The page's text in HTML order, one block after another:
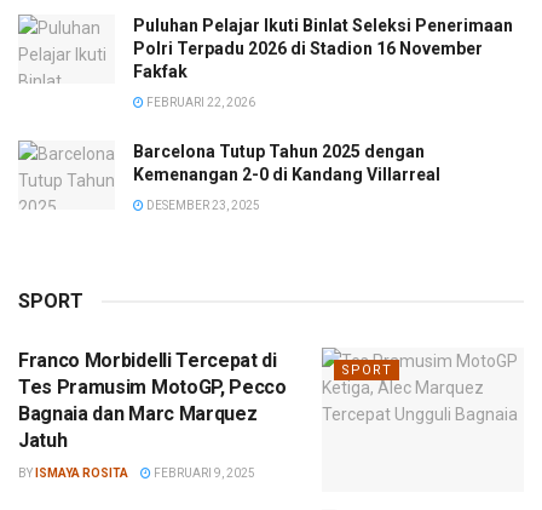
Puluhan Pelajar Ikuti Binlat Seleksi Penerimaan
Polri Terpadu 2026 di Stadion 16 November
Fakfak
FEBRUARI 22, 2026
Barcelona Tutup Tahun 2025 dengan
Kemenangan 2-0 di Kandang Villarreal
DESEMBER 23, 2025
SPORT
SPORT
Franco Morbidelli Tercepat di
Tes Pramusim MotoGP, Pecco
Bagnaia dan Marc Marquez
Jatuh
BY ISMAYA ROSITA FEBRUARI 9, 2025